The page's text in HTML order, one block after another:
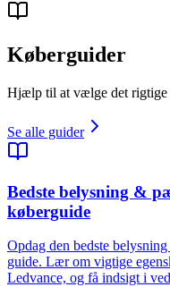
Køberguider
Hjælp til at vælge det
Se alle guider
Bedste belysning &
køberguide
Opdag den bedste
guide. Lær om vigtige
Ledvance, og få indsigt i